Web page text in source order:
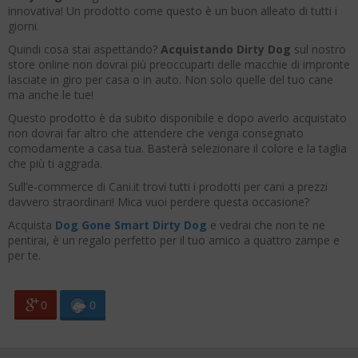
innovativa! Un prodotto come questo è un buon alleato di tutti i
giorni.
Quindi cosa stai aspettando? Acquistando Dirty Dog sul nostro
store online non dovrai più preoccuparti delle macchie di impronte
lasciate in giro per casa o in auto. Non solo quelle del tuo cane
ma anche le tue!
Questo prodotto è da subito disponibile e dopo averlo acquistato
non dovrai far altro che attendere che venga consegnato
comodamente a casa tua. Basterà selezionare il colore e la taglia
che più ti aggrada.
Sull’e-commerce di Cani.it trovi tutti i prodotti per cani a prezzi
davvero straordinari! Mica vuoi perdere questa occasione?
Acquista Dog Gone Smart Dirty Dog e vedrai che non te ne
pentirai, è un regalo perfetto per il tuo amico a quattro zampe e
per te.
0 0